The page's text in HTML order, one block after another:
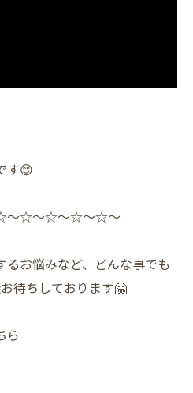
す😊
☆〜☆〜☆〜☆〜
るお悩みなど、どんな事でも
待ちしております🤗
ら